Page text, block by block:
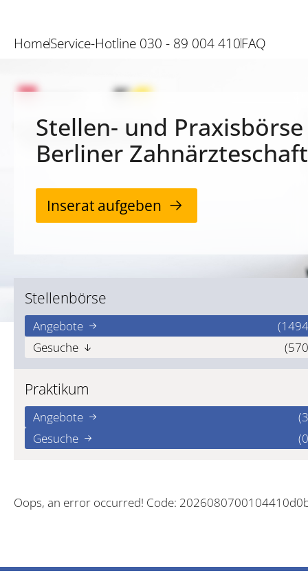
HomeService-Hotline 030 - 89 004 410FAQ
Stellen- und
Berliner Zahnärzteschaft
Inserat aufgeben
Stellenbörse
Angebote
Gesuche
Praktikum
Angebote
Gesuche
Oops, an error occurred! Code: